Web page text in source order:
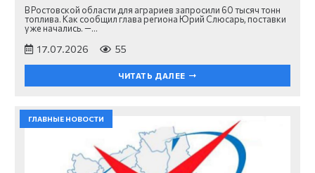
В Ростовской области для аграриев запросили 60 тысяч тонн
топлива. Как сообщил глава региона Юрий Слюсарь, поставки
уже начались. —…
17.07.2026 55
ЧИТАТЬ ДАЛЕЕ
ГЛАВНЫЕ НОВОСТИ